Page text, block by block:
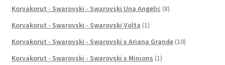
Korvakorut - Swarovski - Swarovski Una Angelic (8)
Korvakorut - Swarovski - Swarovski Volta (1)
Korvakorut - Swarovski - Swarovski x Ariana Grande (10)
Korvakorut - Swarovski - Swarovski x Minions (1)